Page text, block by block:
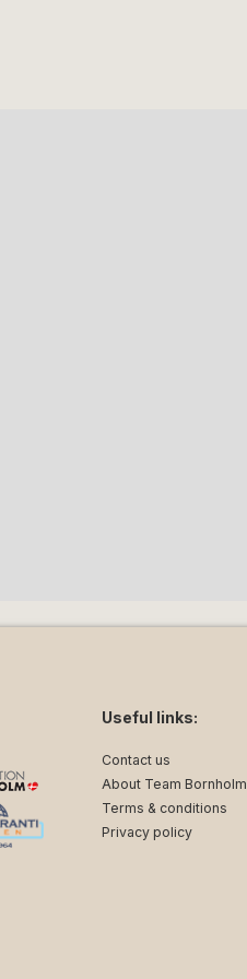
Useful links:
Contact us
About Team Bornholm
Terms & conditions
Privacy policy